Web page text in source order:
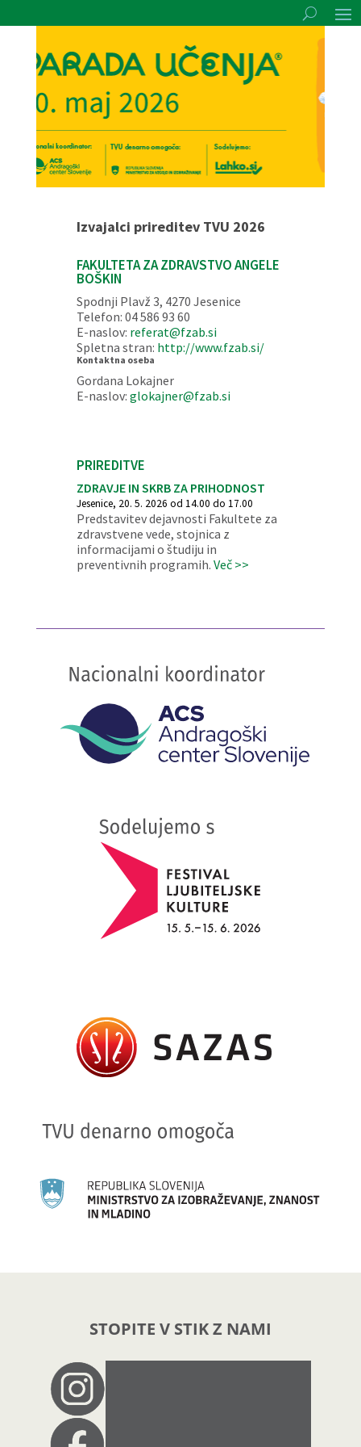
Izvajalci prireditev TVU 2026
FAKULTETA ZA ZDRAVSTVO ANGELE
BOŠKIN
Spodnji Plavž 3, 4270 Jesenice
Telefon: 04 586 93 60
E-naslov: referat@fzab.si
Spletna stran: http://www.fzab.si/
Kontaktna oseba
Gordana Lokajner
E-naslov: glokajner@fzab.si
PRIREDITVE
ZDRAVJE IN SKRB ZA PRIHODNOST
Jesenice, 20. 5. 2026 od 14.00 do 17.00
Predstavitev dejavnosti Fakultete za
zdravstvene vede, stojnica z
informacijami o študiju in
preventivnih programih. Več >>
STOPITE V STIK Z NAMI